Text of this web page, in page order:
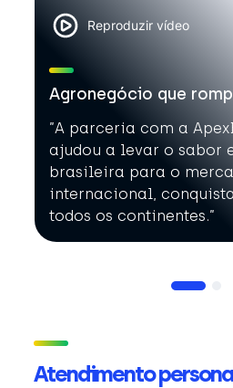
Reproduzir vídeo
Agronegócio que
”A parceria com a
ajudou a levar o sabor
brasileira para o
internacional,
todos os continentes.”
Atendimento